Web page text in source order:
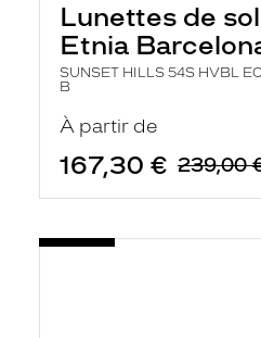
Lunettes de
Etnia
SUNSET HILLS 54S HVBL
B
À partir de
167,30 € 239,00